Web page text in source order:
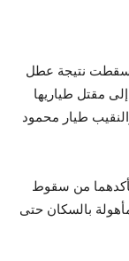
المصادر أن الطائرة من طراز أف 16 وسقطت نتيجة عطل
مقتل طياريها
طيار محمود
من سقوط
بالسكان حتى